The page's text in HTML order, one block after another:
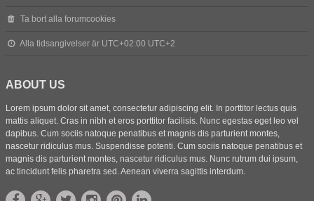
Ta bort alla forumcookies
Alla tidsangivelser är UTC+02:00 UTC+2
ABOUT US
Lorem ipsum dolor sit amet, consectetur adipiscing elit. In porttitor lectus quis
mattis aliquet. Cras in nibh et eros porttitor facilisis. Nunc egestas eget leo vel
dapibus. Cum sociis natoque penatibus et magnis dis parturient montes,
nascetur ridiculus mus. Suspendisse potenti. Cum sociis natoque penatibus et
magnis dis parturient montes, nascetur ridiculus mus. Nunc rutrum dui ipsum,
ac tincidunt felis pharetra sed. Aenean viverra sagittis interdum.